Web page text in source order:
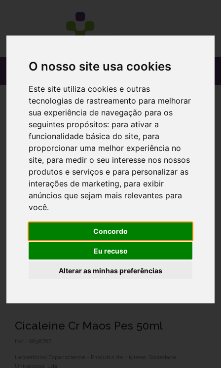
O nosso site usa cookies
Este site utiliza cookies e outras
tecnologias de rastreamento para melhorar
sua experiência de navegação para os
seguintes propósitos: para ativar a
funcionalidade básica do site, para
proporcionar uma melhor experiência no
site, para medir o seu interesse nos nossos
produtos e serviços e para personalizar as
interações de marketing, para exibir
anúncios que sejam mais relevantes para
você.
Concordo
Eu recuso
Alterar as minhas preferências
Cicaleine Cr Maos Pes 50ml
Ref.: 6858787
Laboratórios Expanscience - Produtos de Higiene, Sociedade